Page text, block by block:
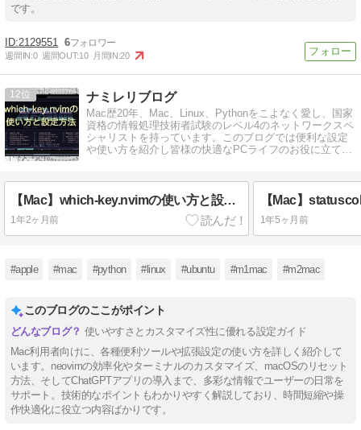
です。
2129551 6
週間IN:0 週間OUT:10 月間IN:20
12 ナミレリブログ
Mac歴20年、Mac、Linux、Pythonをこよなく愛し、国家
資格の情報処理技術者試験のレベル4のネットワークスペ
シャリストを持っています。このブログでは便利な設定
や使い方を紹介し皆様の快適なPCライフのお役に立てば
【Mac】which-key.nvimの使い方と設定方法
1年2ヶ月前 1年5ヶ月前
#apple #mac #python #linux #ubuntu #m1mac #m2mac
このブログのここがポイント
使いやすさとカスタマイズ性に優れる設定ガイド
Mac利用者向けに、各種便利ツールや拡張設定の使い方を詳しく紹介して
います。neovimの効率化やターミナルのカスタマイズ、macOSのリセット
方法、そしてChatGPTアプリの導入まで、多彩な情報でユーザーの日常を
サポート。技術的なポイントもわかりやすく解説しており、時間短縮や操
作快適化に役立つ内容ばかりです。